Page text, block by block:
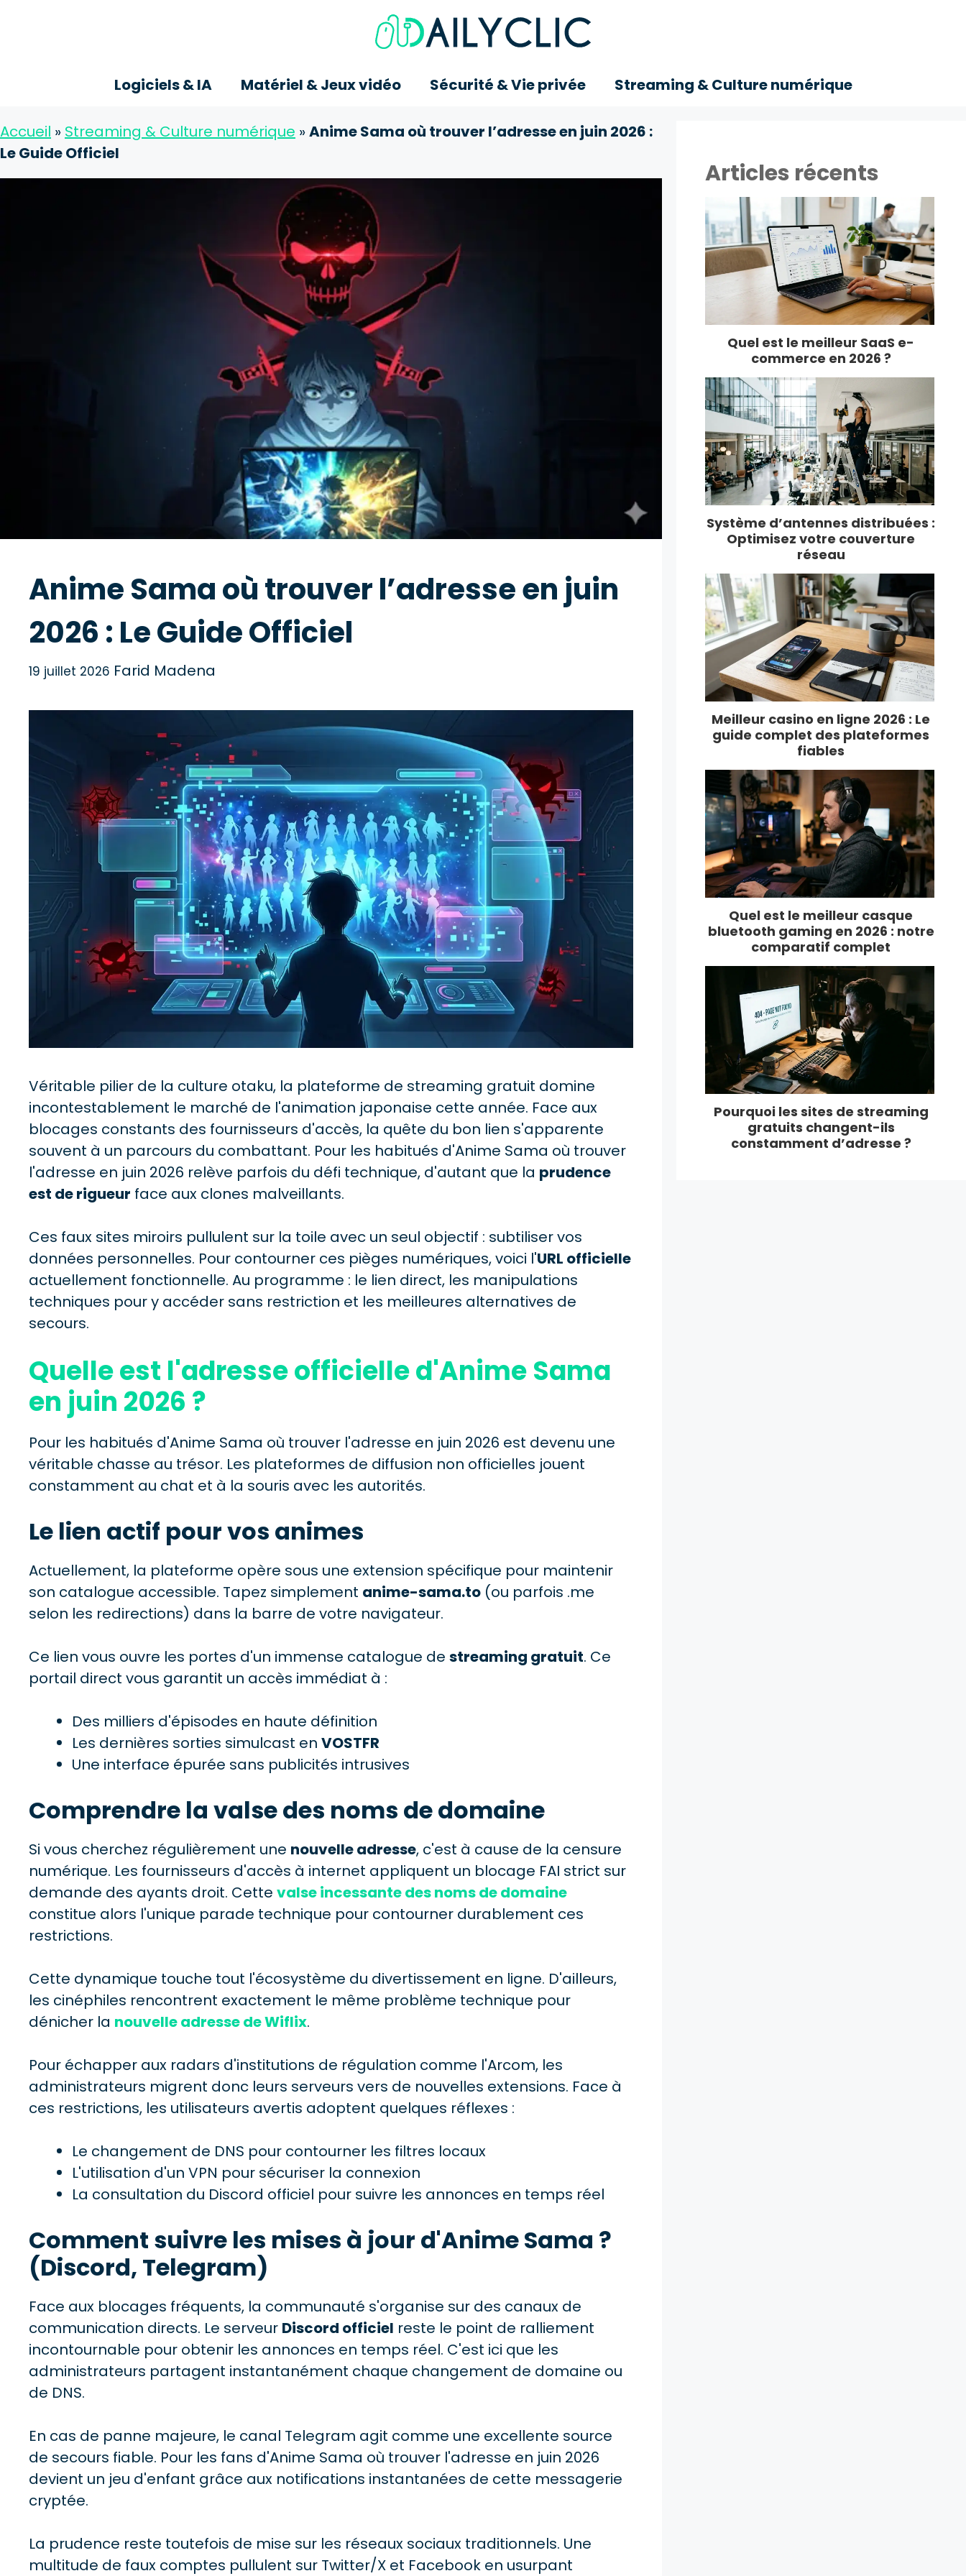
Logiciels & IA
Matériel & Jeux vidéo Sécurité & Vie privée Streaming & Culture numérique
Accueil » Streaming & Culture numérique »Anime Sama où trouver l’adresse en juin 2026 :
Le Guide Officiel
Anime Sama où trouver l’adresse en juin
2026 : Le Guide Officiel
19 juillet 2026 Farid Madena
Véritable pilier de la culture otaku, la plateforme de streaming gratuit domine
incontestablement le marché de l'animation japonaise cette année. Face aux
blocages constants des fournisseurs d'accès, la quête du bon lien s'apparente
souvent à un parcours du combattant. Pour les habitués d'Anime Sama où trouver
l'adresse en juin 2026 relève parfois du défi technique, d'autant que la prudence
est de rigueur face aux clones malveillants.
Ces faux sites miroirs pullulent sur la toile avec un seul objectif : subtiliser vos
données personnelles. Pour contourner ces pièges numériques, voici l'URL officielle
actuellement fonctionnelle. Au programme : le lien direct, les manipulations
techniques pour y accéder sans restriction et les meilleures alternatives de
secours.
Quelle est l'adresse officielle d'Anime Sama
en juin 2026 ?
Pour les habitués d'Anime Sama où trouver l'adresse en juin 2026 est devenu une
véritable chasse au trésor. Les plateformes de diffusion non officielles jouent
constamment au chat et à la souris avec les autorités.
Le lien actif pour vos animes
Actuellement, la plateforme opère sous une extension spécifique pour maintenir
son catalogue accessible. Tapez simplement anime-sama.to (ou parfois .me
selon les redirections) dans la barre de votre navigateur.
Ce lien vous ouvre les portes d'un immense catalogue de streaming gratuit. Ce
portail direct vous garantit un accès immédiat à :
Des milliers d'épisodes en haute définition
Les dernières sorties simulcast en VOSTFR
Une interface épurée sans publicités intrusives
Comprendre la valse des noms de domaine
Si vous cherchez régulièrement une nouvelle adresse, c'est à cause de la censure
numérique. Les fournisseurs d'accès à internet appliquent un blocage FAI strict sur
demande des ayants droit. Cette valse incessante des noms de domaine
constitue alors l'unique parade technique pour contourner durablement ces
restrictions.
Cette dynamique touche tout l'écosystème du divertissement en ligne. D'ailleurs,
les cinéphiles rencontrent exactement le même problème technique pour
dénicher la nouvelle adresse de Wiflix.
Pour échapper aux radars d'institutions de régulation comme l'Arcom, les
administrateurs migrent donc leurs serveurs vers de nouvelles extensions. Face à
ces restrictions, les utilisateurs avertis adoptent quelques réflexes :
Le changement de DNS pour contourner les filtres locaux
L'utilisation d'un VPN pour sécuriser la connexion
La consultation du Discord officiel pour suivre les annonces en temps réel
Comment suivre les mises à jour d'Anime Sama ?
(Discord, Telegram)
Face aux blocages fréquents, la communauté s'organise sur des canaux de
communication directs. Le serveur Discord officiel reste le point de ralliement
incontournable pour obtenir les annonces en temps réel. C'est ici que les
administrateurs partagent instantanément chaque changement de domaine ou
de DNS.
En cas de panne majeure, le canal Telegram agit comme une excellente source
de secours fiable. Pour les fans d'Anime Sama où trouver l'adresse en juin 2026
devient un jeu d'enfant grâce aux notifications instantanées de cette messagerie
cryptée.
La prudence reste toutefois de mise sur les réseaux sociaux traditionnels. Une
multitude de faux comptes pullulent sur Twitter/X et Facebook en usurpant
Articles récents
Quel est le meilleur SaaS e-
commerce en 2026 ?
Système d’antennes distribuées :
Optimisez votre couverture
réseau
Meilleur casino en ligne 2026 : Le
guide complet des plateformes
fiables
Quel est le meilleur casque
bluetooth gaming en 2026 : notre
comparatif complet
Pourquoi les sites de streaming
gratuits changent-ils
constamment d’adresse ?